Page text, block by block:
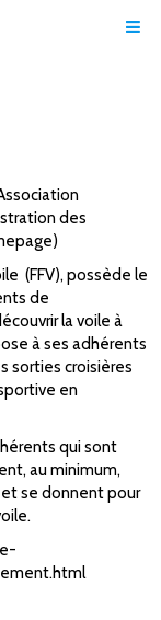
des
)
(FFV), possède le
de
la voile à
à ses adhérents
sorties croisières
en
qui sont
au minimum,
et se donnent pour